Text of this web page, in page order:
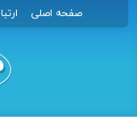
صفحه اصلی